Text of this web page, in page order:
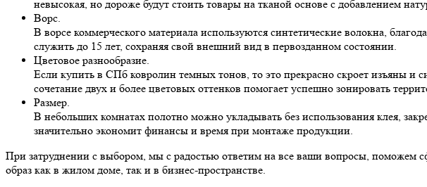
невысокая, но дороже будут стоить товары на тканой основе с добавлением
Ворс.
В ворсе коммерческого материала используются синтетические волокна,
служить до 15 лет, сохраняя свой внешний вид в первозданном состоянии.
Цветовое разнообразие.
Если купить в СПб ковролин темных тонов, то это прекрасно скроет изъяны
сочетание двух и более цветовых оттенков помогает успешно зонировать
Размер.
В небольших комнатах полотно можно укладывать без использования клея,
значительно экономит финансы и время при монтаже продукции.
При затруднении с выбором, мы с радостью ответим на все ваши вопросы, поможем
образ как в жилом доме, так и в бизнес-пространстве.